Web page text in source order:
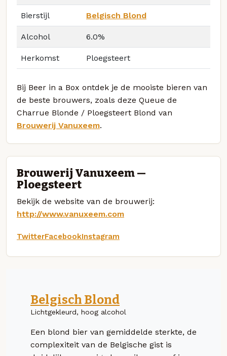
Bierstijl Belgisch Blond
Alcohol 6.0%
Herkomst Ploegsteert
Bij Beer in a Box ontdek je de mooiste bieren van
de beste brouwers, zoals deze Queue de
Charrue Blonde / Ploegsteert Blond van
Brouwerij Vanuxeem.
Brouwerij Vanuxeem —
Ploegsteert
Bekijk de website van de brouwerij:
http://www.vanuxeem.com
TwitterFacebookInstagram
Belgisch Blond
Lichtgekleurd, hoog alcohol
Een blond bier van gemiddelde sterkte, de
complexiteit van de Belgische gist is